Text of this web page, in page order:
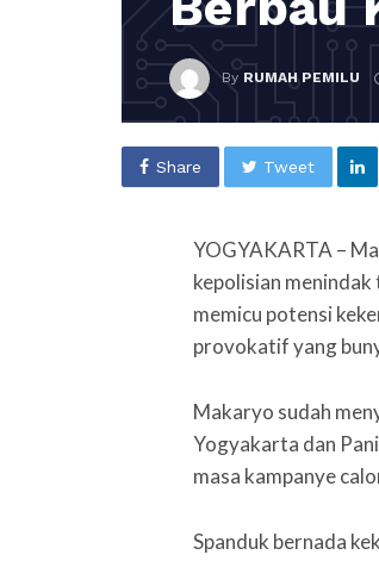
By RUMAH PEMILU
Share Tweet
YOGYAKARTA –
kepolisian menindak
memicu potensi
provokatif yang
Makaryo sudah
Yogyakarta dan
masa kampanye
Spanduk bernada